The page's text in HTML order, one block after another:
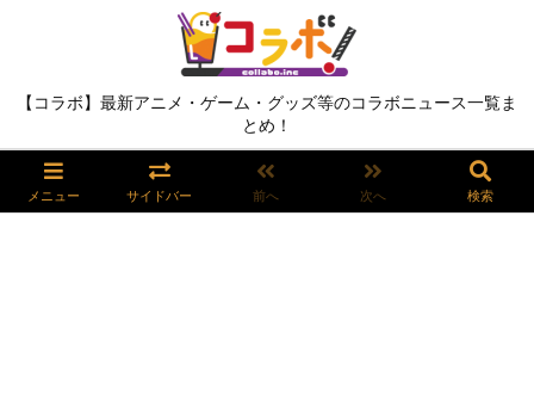
【コラボ】最新アニメ・ゲーム・グッズ等のコラボニュース一覧ま
とめ！
メニュー サイドバー 前へ 次へ 検索